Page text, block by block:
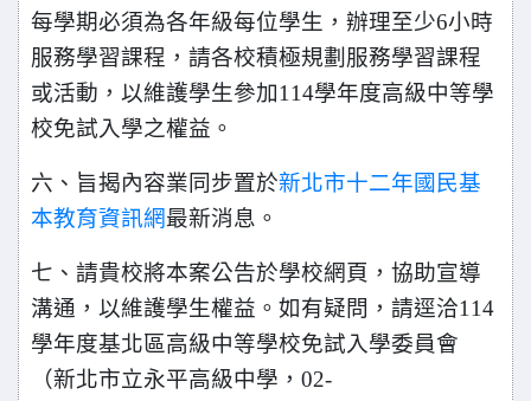
每學期必須為各年級每位學生，辦理至少6小時
服務學習課程，請各校積極規劃服務學習課程
或活動，以維護學生參加114學年度高級中等學
校免試入學之權益。
六、旨揭內容業同步置於新北市十二年國民基
本教育資訊網最新消息。
七、請貴校將本案公告於學校網頁，協助宣導
溝通，以維護學生權益。如有疑問，請逕洽114
學年度基北區高級中等學校免試入學委員會
（新北市立永平高級中學，02-